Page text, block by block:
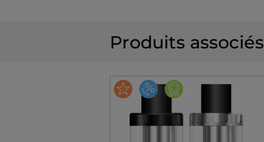
Produits associés